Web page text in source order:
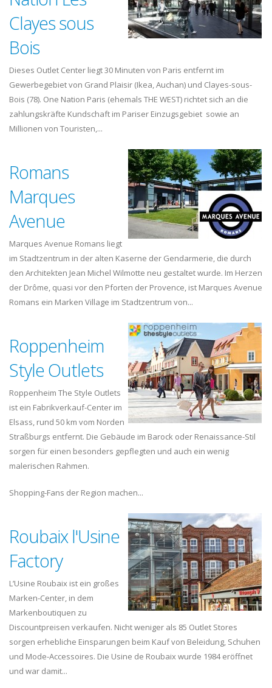
Clayes sous
Bois
Dieses Outlet Center liegt 30 Minuten von Paris entfernt im
Gewerbegebiet von Grand Plaisir (Ikea, Auchan) und Clayes-sous-
Bois (78). One Nation Paris (ehemals THE WEST) richtet sich an die
zahlungskräfte Kundschaft im Pariser Einzugsgebiet sowie an
Millionen von Touristen,...
Romans
Marques
Avenue
Marques Avenue Romans liegt
im Stadtzentrum in der alten Kaserne der Gendarmerie, die durch
den Architekten Jean Michel Wilmotte neu gestaltet wurde. Im Herzen
der Drôme, quasi vor den Pforten der Provence, ist Marques Avenue
Romans ein Marken Village im Stadtzentrum von...
Roppenheim
Style Outlets
Roppenheim The Style Outlets
ist ein Fabrikverkauf-Center im
Elsass, rund 50 km vom Norden
Straßburgs entfernt. Die Gebäude im Barock oder Renaissance-Stil
sorgen für einen besonders gepflegten und auch ein wenig
malerischen Rahmen.
Shopping-Fans der Region machen...
Roubaix l'Usine
Factory
L’Usine Roubaix ist ein großes
Marken-Center, in dem
Markenboutiquen zu
Discountpreisen verkaufen. Nicht weniger als 85 Outlet Stores
sorgen erhebliche Einsparungen beim Kauf von Beleidung, Schuhen
und Mode-Accessoires. Die Usine de Roubaix wurde 1984 eröffnet
und war damit...